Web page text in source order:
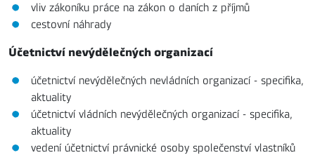
vliv zákoníku práce na zákon o daních z příjmů
cestovní náhrady
Účetnictví nevýdělečných organizací
účetnictví nevýdělečných nevládních organizací - specifika,
aktuality
účetnictví vládních nevýdělečných organizací - specifika,
aktuality
vedení účetnictví právnické osoby společenství vlastníků